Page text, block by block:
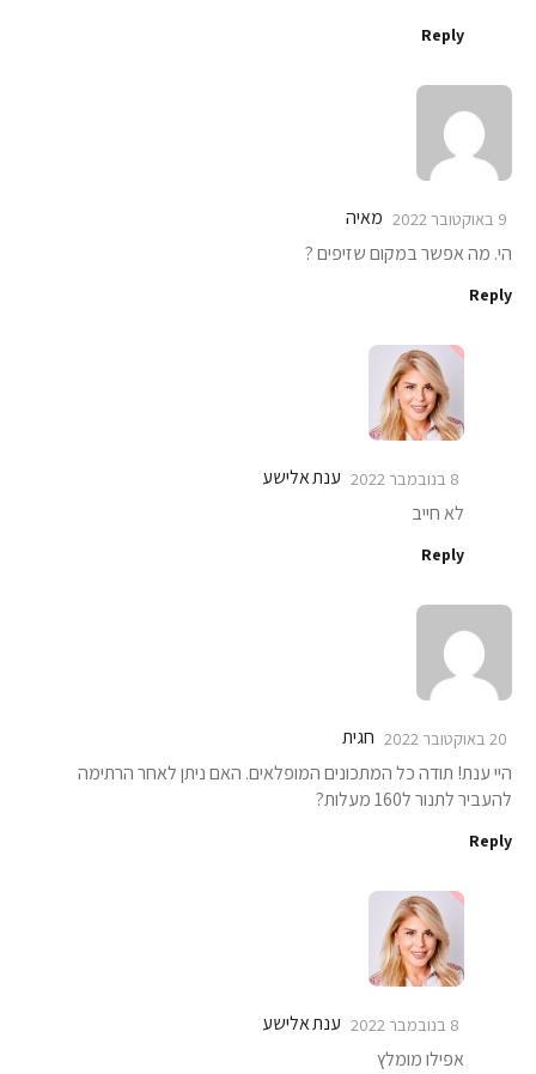
Reply
מאיה 9 באוקטובר 2022
הי. מה אפשר במקום שזיפים ?
Reply
ענת אלישע 8 בנובמבר 2022
לא חייב
Reply
חגית 20 באוקטובר 2022
היי ענת! תודה כל המתכונים המופלאים. האם ניתן לאחר הרתימה
להעביר לתנור ל160 מעלות?
Reply
ענת אלישע 8 בנובמבר 2022
אפילו מומלץ